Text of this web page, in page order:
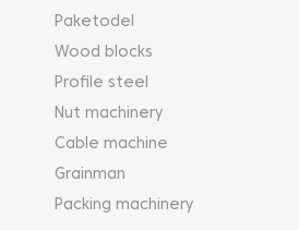
Paketodel
Wood blocks
Profile steel
Nut machinery
Cable machine
Grainman
Packing machinery